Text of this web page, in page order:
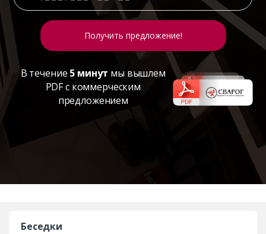
В течение 5 минут мы вышлем
PDF с коммерческим
предложением
Беседки